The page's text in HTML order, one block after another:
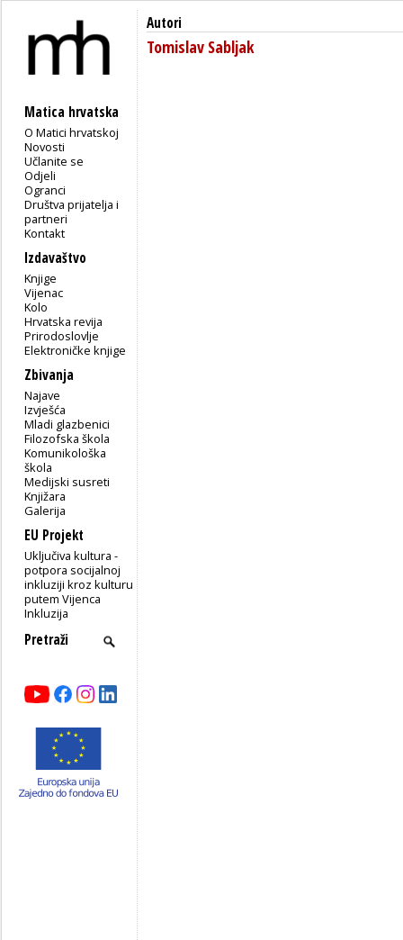
Matica hrvatska
O Matici hrvatskoj
Novosti
Učlanite se
Odjeli
Ogranci
Društva prijatelja i
partneri
Kontakt
Izdavaštvo
Knjige
Vijenac
Kolo
Hrvatska revija
Prirodoslovlje
Elektroničke knjige
Zbivanja
Najave
Izvješća
Mladi glazbenici
Filozofska škola
Komunikološka
škola
Medijski susreti
Knjižara
Galerija
EU Projekt
Uključiva kultura -
potpora socijalnoj
inkluziji kroz kulturu
putem Vijenca
Inkluzija
Autori
Tomislav Sabljak